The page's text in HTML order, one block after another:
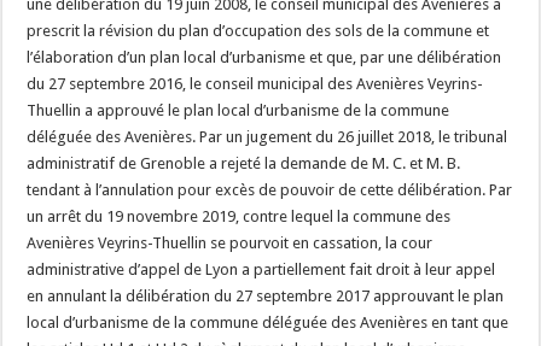
une délibération du 19 juin 2008, le conseil municipal des Avenières a
prescrit la révision du plan d’occupation des sols de la commune et
l’élaboration d’un plan local d’urbanisme et que, par une délibération
du 27 septembre 2016, le conseil municipal des Avenières Veyrins-
Thuellin a approuvé le plan local d’urbanisme de la commune
déléguée des Avenières. Par un jugement du 26 juillet 2018, le tribunal
administratif de Grenoble a rejeté la demande de M. C. et M. B.
tendant à l’annulation pour excès de pouvoir de cette délibération. Par
un arrêt du 19 novembre 2019, contre lequel la commune des
Avenières Veyrins-Thuellin se pourvoit en cassation, la cour
administrative d’appel de Lyon a partiellement fait droit à leur appel
en annulant la délibération du 27 septembre 2017 approuvant le plan
local d’urbanisme de la commune déléguée des Avenières en tant que